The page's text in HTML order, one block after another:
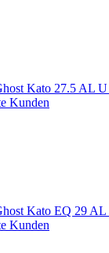
Kato 27.5 AL
Kunden
Kato EQ 29
Kunden